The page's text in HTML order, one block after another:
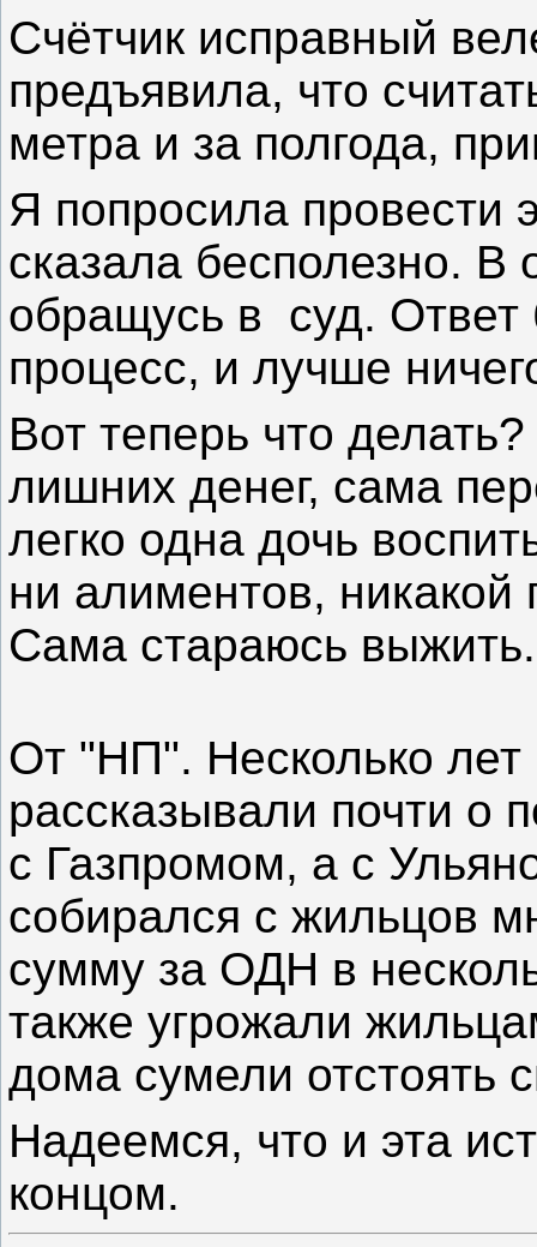
Счётчик исправный
предъявила, что
метра и за полгода,
Я попросила провести
сказала бесполезно. В
обращусь в суд. Ответ
процесс, и лучше
Вот теперь что
лишних денег, сама
легко одна дочь
ни алиментов, никакой
Сама стараюсь
От "НП". Несколько
рассказывали почти о
с Газпромом, а с
собирался с жильцов
сумму за ОДН в
также угрожали
дома сумели отстоять
Надеемся, что и эта
концом.